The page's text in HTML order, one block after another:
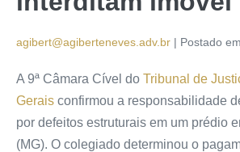
agibert@agiberteneves.adv.br | Postado em
A 9ª Câmara Cível do Tribunal de
Gerais confirmou a responsabilidade
por defeitos estruturais em um prédio
(MG). O colegiado determinou o